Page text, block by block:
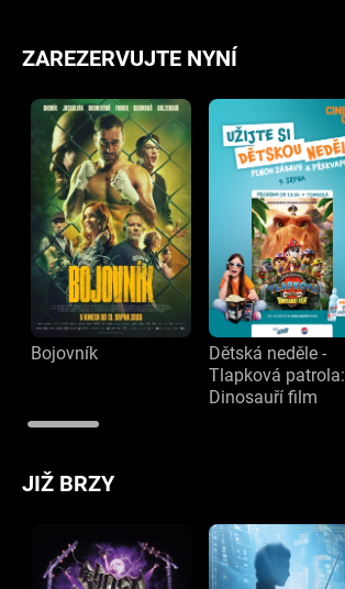
ZAREZERVUJTE NYNÍ
Bojovník
Dětská neděle -
Tlapková patrola:
Dinosauří film
JIŽ BRZY